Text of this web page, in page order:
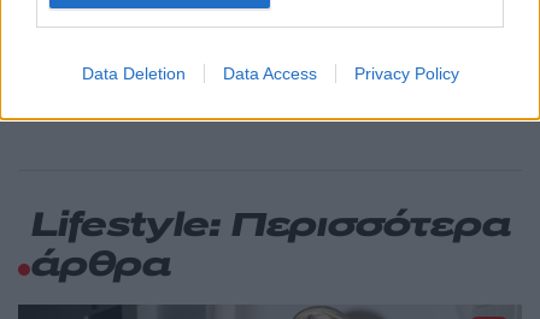
Data Deletion Data Access Privacy Policy
69 Ο Φειδίας Παναγιώτου πήγε με σορτσάκι
δολοφονημένους Κύπριους ήρωες Ισαάκ
– Σολωμού
Lifestyle: Περισσότερα
άρθρα